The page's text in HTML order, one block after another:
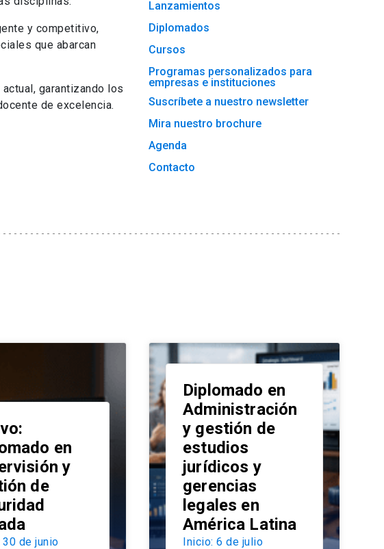
y competitivo,
que abarcan
garantizando los
de excelencia.
Lanzamientos
Diplomados
Cursos
Programas personalizados para
empresas e instituciones
Suscríbete a nuestro newsletter
Mira nuestro brochure
Agenda
Contacto
en
y
de
de junio
Diplomado en
Administración
y gestión de
estudios
jurídicos y
gerencias
legales en
América Latina
Inicio: 6 de julio